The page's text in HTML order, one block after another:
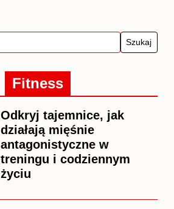
Fitness
Odkryj tajemnice, jak
działają mięśnie
antagonistyczne w
treningu i codziennym
życiu